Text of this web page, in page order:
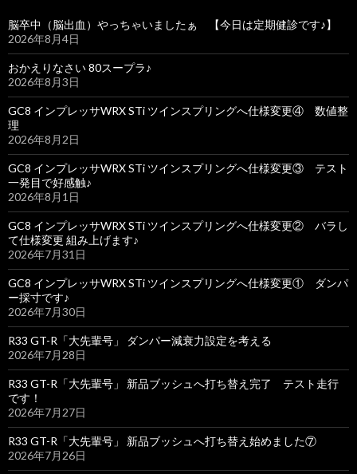
脳卒中（脳出血）やっちゃいましたぁ 【今日は定期健診です♪】
2026年8月4日
おかえりなさい 80スープラ♪
2026年8月3日
GC8 インプレッサWRX STi ツインスプリングへ仕様変更④ 数値整
理
2026年8月2日
GC8 インプレッサWRX STi ツインスプリングへ仕様変更③ テスト
一発目で好感触♪
2026年8月1日
GC8 インプレッサWRX STi ツインスプリングへ仕様変更② バラし
て仕様変更 組み上げます♪
2026年7月31日
GC8 インプレッサWRX STi ツインスプリングへ仕様変更① ダンパ
ー採寸です♪
2026年7月30日
R33 GT-R「大先輩号」 ダンパー減衰力設定を考える
2026年7月28日
R33 GT-R「大先輩号」 新品ブッシュへ打ち替え完了 テスト走行
です！
2026年7月27日
R33 GT-R「大先輩号」 新品ブッシュへ打ち替え始めました⑦
2026年7月26日